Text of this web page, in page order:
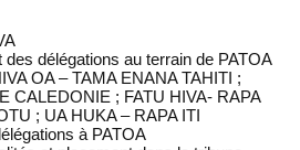
délégations au terrain de PATOA
OA – TAMA ENANA TAHITI ;
CALEDONIE ; FATU HIVA- RAPA
; UA HUKA – RAPA ITI
à PATOA